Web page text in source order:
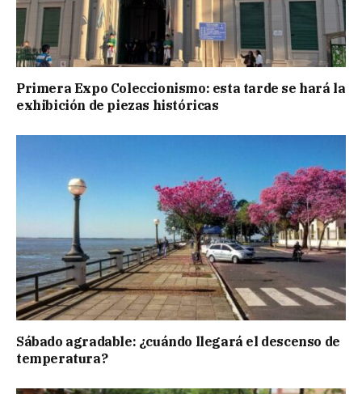
Primera Expo Coleccionismo: esta tarde se hará la
exhibición de piezas históricas
Sábado agradable: ¿cuándo llegará el descenso de
temperatura?